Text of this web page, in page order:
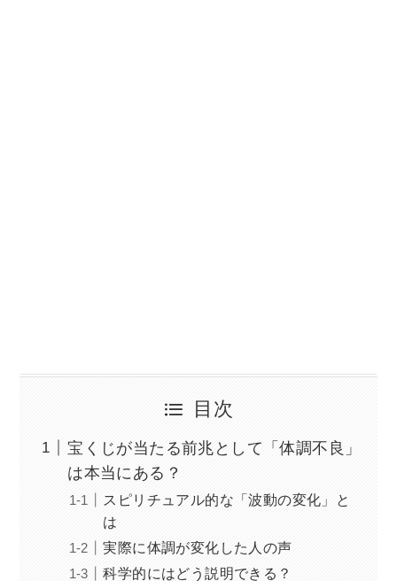
目次
宝くじが当たる前兆として「体調不良」
は本当にある？
スピリチュアル的な「波動の変化」と
は
実際に体調が変化した人の声
科学的にはどう説明できる？